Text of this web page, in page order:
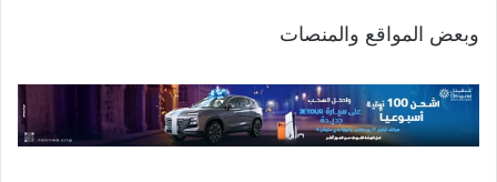
وبعض المواقع والمنصات